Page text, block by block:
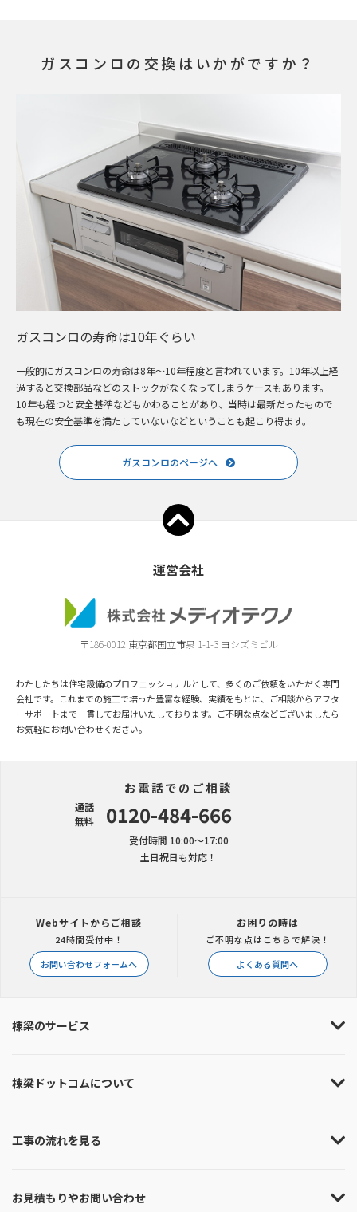
ガスコンロの交換はいかがですか？
ガスコンロの寿命は10年ぐらい
一般的にガスコンロの寿命は8年～10年程度と言われています。10年以上経
過すると交換部品などのストックがなくなってしまうケースもあります。
10年も経つと安全基準などもかわることがあり、当時は最新だったもので
も現在の安全基準を満たしていないなどということも起こり得ます。
ガスコンロのページへ
運営会社
〒186-0012 東京都国立市泉 1-1-3 ヨシズミビル
わたしたちは住宅設備のプロフェッショナルとして、多くのご依頼をいただく専門
会社です。これまでの施工で培った豊富な経験、実績をもとに、ご相談からアフタ
ーサポートまで一貫してお届けいたしております。ご不明な点などございましたら
お気軽にお問い合わせください。
お電話でのご相談
通話
無料
0120-484-666
受付時間 10:00〜17:00
土日祝日も対応！
Webサイトからご相談
24時間受付中！
お問い合わせフォームへ
お困りの時は
ご不明な点はこちらで解決！
よくある質問へ
棟梁のサービス
棟梁ドットコムについて
工事の流れを見る
お見積もりやお問い合わせ